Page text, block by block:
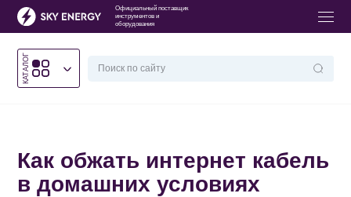
Официальный поставщик
инструментов и
оборудования
КАТАЛОГ
Как обжать интернет кабель
в домашних условиях